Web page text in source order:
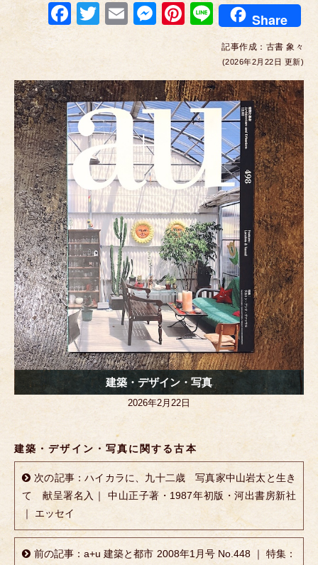
F
a
e
b
o
o
k
T
er
E
m
M
e
n
g
er
Pi
nt
e
st
Li
n
e
Share
記事作成： 古書 象々
(2026年2月22日 更新)
建築・デザイン・写真
2026年2月22日
建築・デザイン・写真に関する古本
次の記事：ハイカラに、九十二歳 写真家中山岩太と生き
て 献呈署名入｜ 中山正子著・1987年初版・河出書房新社
｜ エッセイ
前の記事：a+u 建築と都市 2008年1月号 No.448 ｜ 特集：